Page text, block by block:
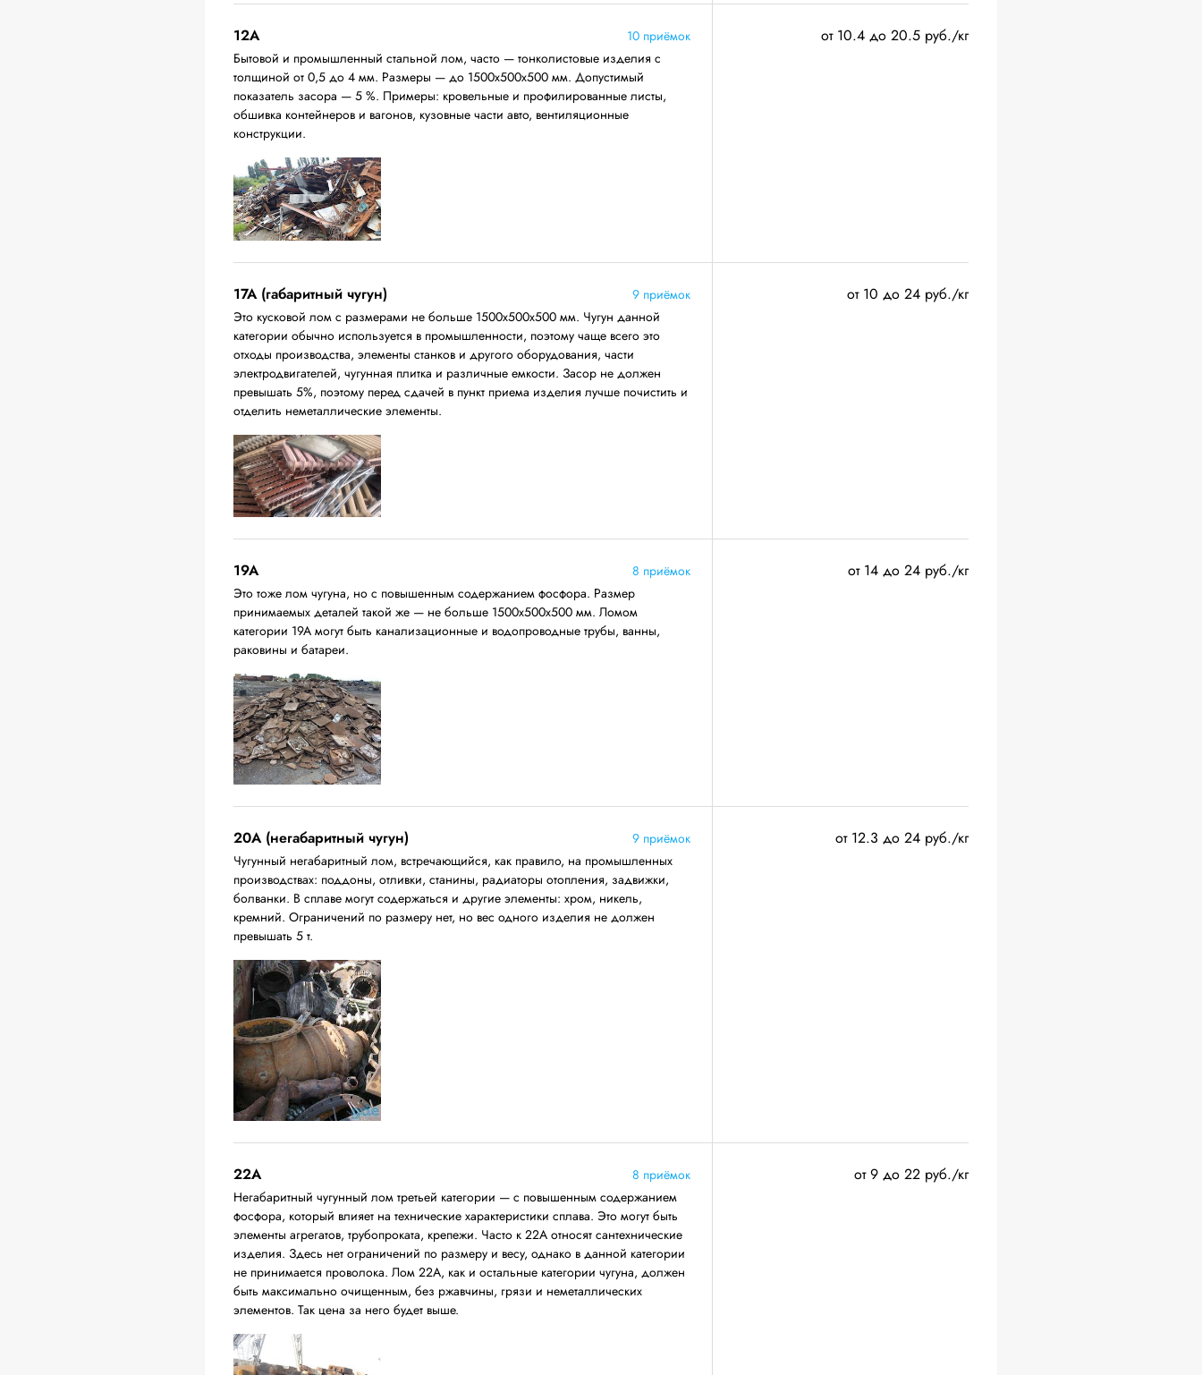
12A
10 приёмок
Бытовой и промышленный стальной лом, часто — тонколистовые изделия с
толщиной от 0,5 до 4 мм. Размеры — до 1500х500х500 мм. Допустимый
показатель засора — 5 %. Примеры: кровельные и профилированные листы,
обшивка контейнеров и вагонов, кузовные части авто, вентиляционные
конструкции.
от 10.4 до 20.5 руб./кг
17А (габаритный чугун)
9 приёмок
Это кусковой лом с размерами не больше 1500х500х500 мм. Чугун данной
категории обычно используется в промышленности, поэтому чаще всего это
отходы производства, элементы станков и другого оборудования, части
электродвигателей, чугунная плитка и различные емкости. Засор не должен
превышать 5%, поэтому перед сдачей в пункт приема изделия лучше почистить и
отделить неметаллические элементы.
от 10 до 24 руб./кг
19A
8 приёмок
Это тоже лом чугуна, но с повышенным содержанием фосфора. Размер
принимаемых деталей такой же — не больше 1500х500х500 мм. Ломом
категории 19А могут быть канализационные и водопроводные трубы, ванны,
раковины и батареи.
от 14 до 24 руб./кг
20A (негабаритный чугун)
9 приёмок
Чугунный негабаритный лом, встречающийся, как правило, на промышленных
производствах: поддоны, отливки, станины, радиаторы отопления, задвижки,
болванки. В сплаве могут содержаться и другие элементы: хром, никель,
кремний. Ограничений по размеру нет, но вес одного изделия не должен
превышать 5 т.
от 12.3 до 24 руб./кг
22A
8 приёмок
Негабаритный чугунный лом третьей категории — с повышенным содержанием
фосфора, который влияет на технические характеристики сплава. Это могут быть
элементы агрегатов, трубопроката, крепежи. Часто к 22А относят сантехнические
изделия. Здесь нет ограничений по размеру и весу, однако в данной категории
не принимается проволока. Лом 22А, как и остальные категории чугуна, должен
быть максимально очищенным, без ржавчины, грязи и неметаллических
элементов. Так цена за него будет выше.
от 9 до 22 руб./кг